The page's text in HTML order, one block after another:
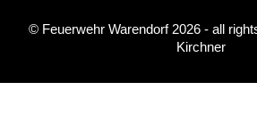
© Feuerwehr Warendorf 2026 - all
Kirchner